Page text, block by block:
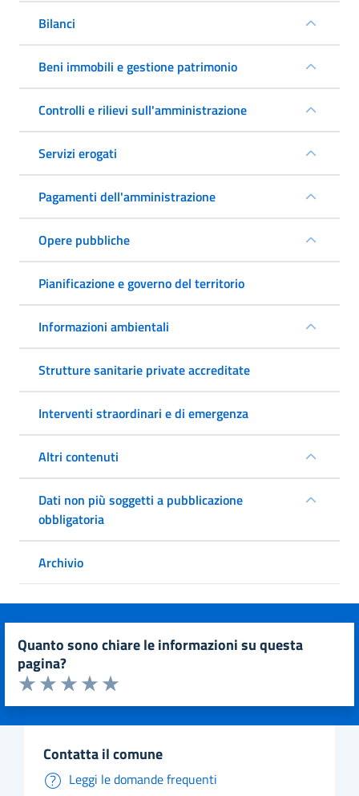
Bilanci
Beni immobili e gestione patrimonio
Controlli e rilievi sull'amministrazione
Servizi erogati
Pagamenti dell'amministrazione
Opere pubbliche
Pianificazione e governo del territorio
Informazioni ambientali
Strutture sanitarie private accreditate
Interventi straordinari e di emergenza
Altri contenuti
Dati non più soggetti a pubblicazione
obbligatoria
Archivio
quanto sono chiare le informazioni su questa
pagina?
Valuta da 1 a 5 stelle la pagina
Valuta 5 stelle su 5
Valuta 4 stelle su 5
Valuta 3 stelle su 5
Valuta 2 stelle su 5
Valuta 1 stelle su 5
contatta il comune
Leggi le domande frequenti